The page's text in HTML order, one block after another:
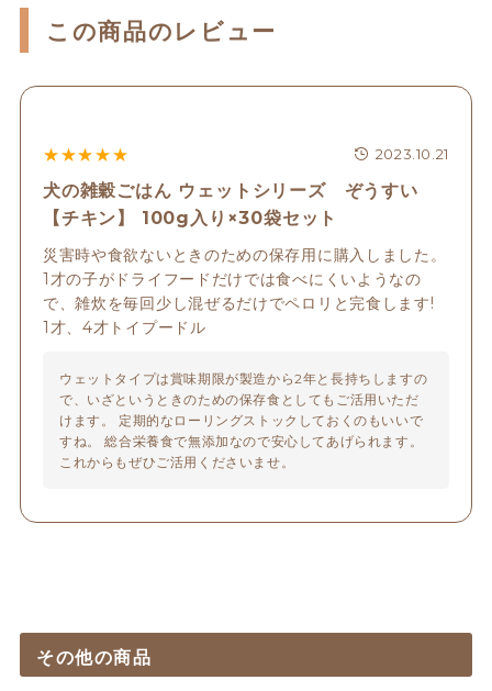
この商品のレビュー
2023.10.21
犬の雑穀ごはん ウェットシリーズ ぞうすい
【チキン】 100g入り×30袋セット
★★★★★
災害時や食欲ないときのための保存用に購入しました。
1才の子がドライフードだけでは食べにくいようなの
で、雑炊を毎回少し混ぜるだけでペロリと完食します!
1才、4才トイプードル
ウェットタイプは賞味期限が製造から2年と長持ちしますの
で、いざというときのための保存食としてもご活用いただ
けます。 定期的なローリングストックしておくのもいいで
すね。 総合栄養食で無添加なので安心してあげられます。
これからもぜひご活用くださいませ。
その他の商品